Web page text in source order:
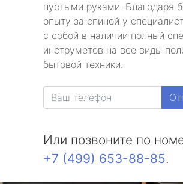
пустыми руками. Благодаря
опыту за спиной у
с собой в наличии полный
инструметов на все виды
бытовой техники.
Или позвоните по
+7 (499) 653-88-85.